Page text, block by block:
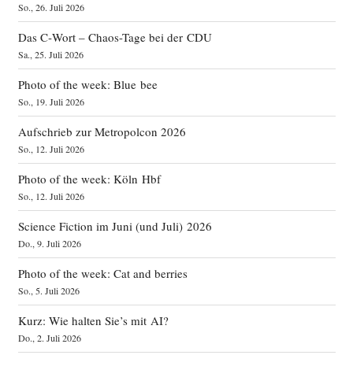
So., 26. Juli 2026
Das C‑Wort – Chaos-Tage bei der CDU
Sa., 25. Juli 2026
Photo of the week: Blue bee
So., 19. Juli 2026
Aufschrieb zur Metropolcon 2026
So., 12. Juli 2026
Photo of the week: Köln Hbf
So., 12. Juli 2026
Science Fiction im Juni (und Juli) 2026
Do., 9. Juli 2026
Photo of the week: Cat and berries
So., 5. Juli 2026
Kurz: Wie halten Sie’s mit AI?
Do., 2. Juli 2026